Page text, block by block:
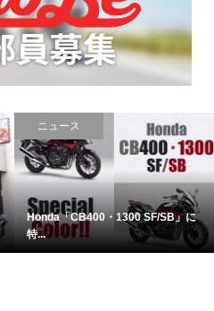
ニュース
三ない運動見直し！埼玉県では高...